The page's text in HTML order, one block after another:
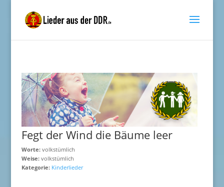
Fegt der Wind die Bäume leer
Worte:volkstümlich
Weise:volkstümlich
Kategorie: Kinderlieder